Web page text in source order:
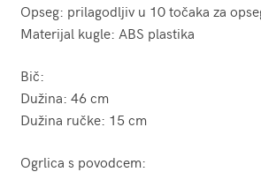
Opseg: prilagodljiv u 10 točaka za
Materijal kugle: ABS plastika
Bič:
Dužina: 46 cm
Dužina ručke: 15 cm
Ogrlica s povodcem: